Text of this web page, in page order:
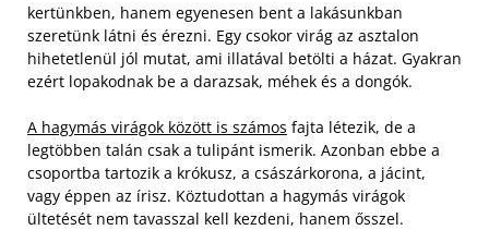
kertünkben, hanem egyenesen bent a lakásunkban
szeretünk látni és érezni. Egy csokor virág az asztalon
hihetetlenül jól mutat, ami illatával betölti a házat. Gyakran
ezért lopakodnak be a darazsak, méhek és a dongók.
A hagymás virágok között is számos fajta létezik, de a
legtöbben talán csak a tulipánt ismerik. Azonban ebbe a
csoportba tartozik a krókusz, a császárkorona, a jácint,
vagy éppen az írisz. Köztudottan a hagymás virágok
ültetését nem tavasszal kell kezdeni, hanem ősszel.